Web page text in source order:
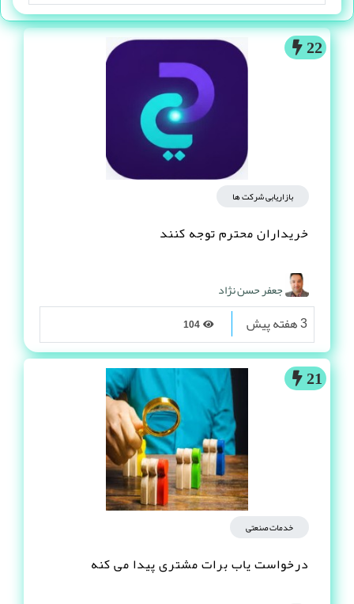
22
بازاریابی شرکت ها
خریداران محترم توجه کنند
جعفر حسن نژاد
3 هفته پیش
21
خدمات صنعتی
درخواست یاب برات مشتری پیدا می کنه